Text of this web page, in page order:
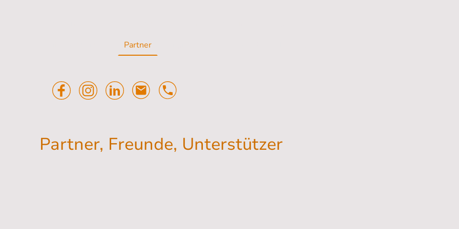
Partner
Partner, Freunde, Unterstützer